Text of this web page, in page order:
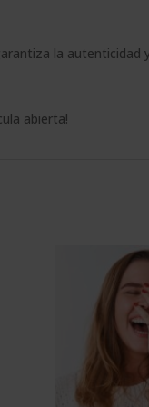
la autenticidad
abierta!